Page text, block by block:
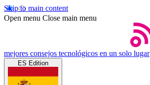
Skip to main content
Open menu Close main menu
mejores consejos tecnológicos en un solo lugar
ES Edition